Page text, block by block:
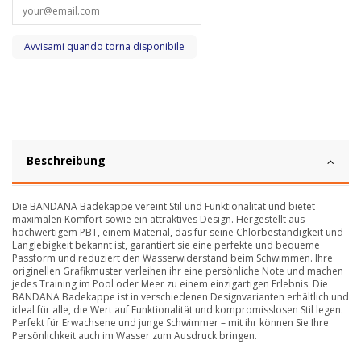
Beschreibung
Die BANDANA Badekappe vereint Stil und Funktionalität und bietet
maximalen Komfort sowie ein attraktives Design. Hergestellt aus
hochwertigem PBT, einem Material, das für seine Chlorbeständigkeit und
Langlebigkeit bekannt ist, garantiert sie eine perfekte und bequeme
Passform und reduziert den Wasserwiderstand beim Schwimmen. Ihre
originellen Grafikmuster verleihen ihr eine persönliche Note und machen
jedes Training im Pool oder Meer zu einem einzigartigen Erlebnis. Die
BANDANA Badekappe ist in verschiedenen Designvarianten erhältlich und
ideal für alle, die Wert auf Funktionalität und kompromisslosen Stil legen.
Perfekt für Erwachsene und junge Schwimmer – mit ihr können Sie Ihre
Persönlichkeit auch im Wasser zum Ausdruck bringen.